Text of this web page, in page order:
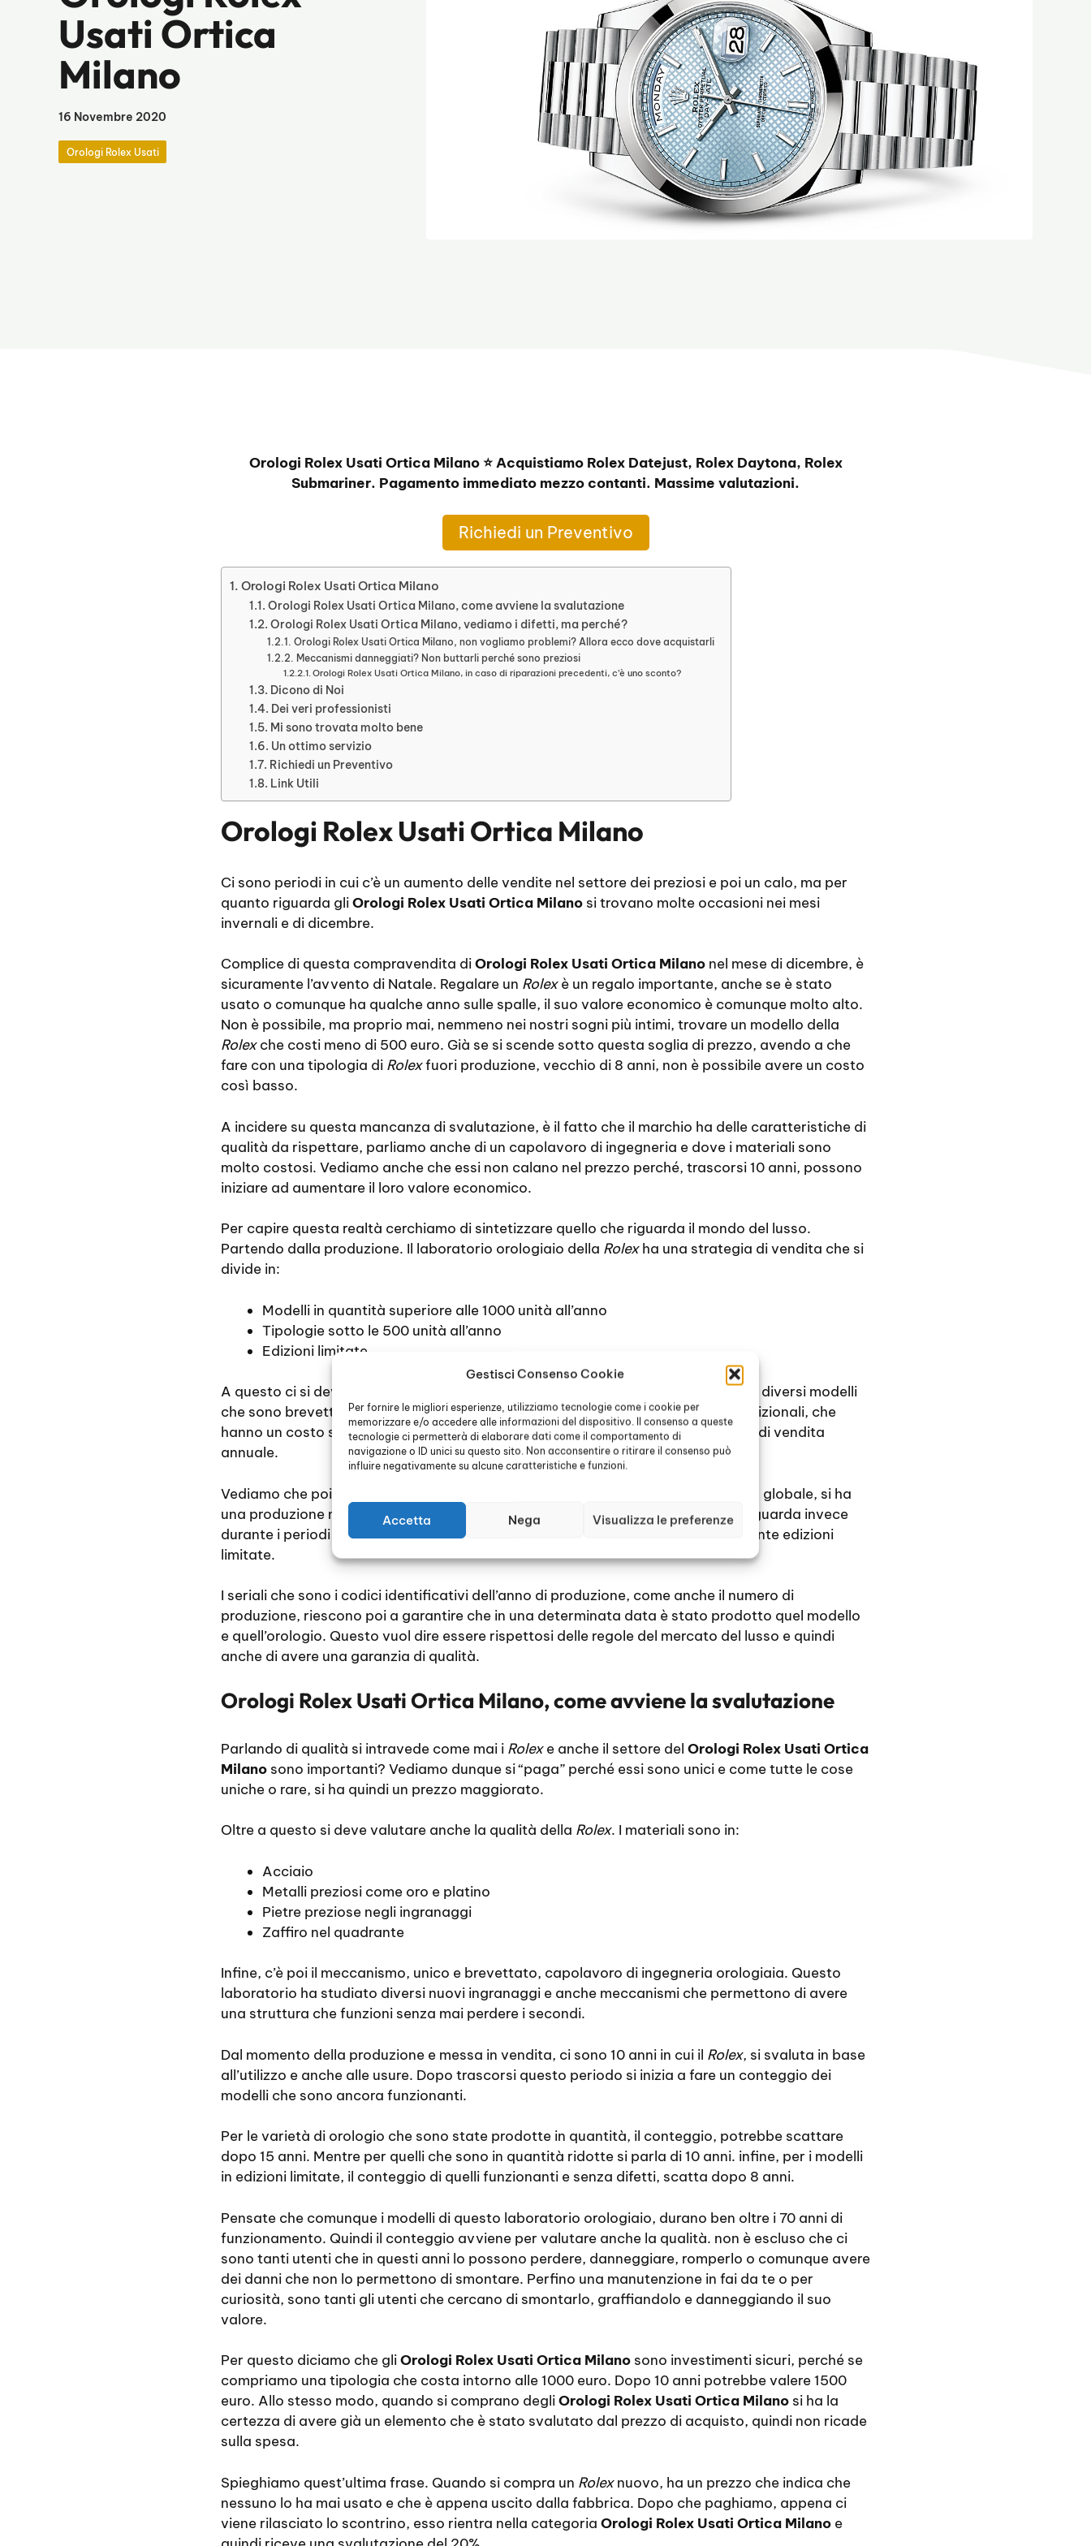
Gestisci Consenso Cookie
Per fornire le migliori esperienze, utilizziamo tecnologie come i cookie per
memorizzare e/o accedere alle informazioni del dispositivo. Il consenso a queste
tecnologie ci permetterà di elaborare dati come il comportamento di
navigazione o ID unici su questo sito. Non acconsentire o ritirare il consenso può
influire negativamente su alcune caratteristiche e funzioni.
Accetta Nega Visualizza le preferenze
Usati Ortica
Milano
16 Novembre 2020
Orologi Rolex Usati
Orologi Rolex Usati Ortica Milano ⭐ Acquistiamo Rolex Datejust, Rolex Daytona, Rolex
Submariner. Pagamento immediato mezzo contanti. Massime valutazioni.
Richiedi un Preventivo
Orologi Rolex Usati Ortica Milano
Orologi Rolex Usati Ortica Milano, come avviene la svalutazione
Orologi Rolex Usati Ortica Milano, vediamo i difetti, ma perché?
Orologi Rolex Usati Ortica Milano, non vogliamo problemi? Allora ecco dove acquistarli
Meccanismi danneggiati? Non buttarli perché sono preziosi
Orologi Rolex Usati Ortica Milano, in caso di riparazioni precedenti, c’è uno sconto?
Dicono di Noi
Dei veri professionisti
Mi sono trovata molto bene
Un ottimo servizio
Richiedi un Preventivo
Link Utili
Orologi Rolex Usati Ortica Milano
Ci sono periodi in cui c’è un aumento delle vendite nel settore dei preziosi e poi un calo, ma per
quanto riguarda gliOrologi Rolex Usati Ortica Milano si trovano molte occasioni nei mesi
invernali e di dicembre.
Complice di questa compravendita diOrologi Rolex Usati Ortica Milano nel mese di dicembre, è
sicuramente l’avvento di Natale. Regalare un Rolexè un regalo importante, anche se è stato
usato o comunque ha qualche anno sulle spalle, il suo valore economico è comunque molto alto.
Non è possibile, ma proprio mai, nemmeno nei nostri sogni più intimi, trovare un modello della
Rolexche costi meno di 500 euro. Già se si scende sotto questa soglia di prezzo, avendo a che
fare con una tipologia di Rolexfuori produzione, vecchio di 8 anni, non è possibile avere un costo
così basso.
A incidere su questa mancanza di svalutazione, è il fatto che il marchio ha delle caratteristiche di
qualità da rispettare, parliamo anche di un capolavoro di ingegneria e dove i materiali sono
molto costosi. Vediamo anche che essi non calano nel prezzo perché, trascorsi 10 anni, possono
iniziare ad aumentare il loro valore economico.
Per capire questa realtà cerchiamo di sintetizzare quello che riguarda il mondo del lusso.
Partendo dalla produzione. Il laboratorio orologiaio della Rolexha una strategia di vendita che si
divide in:
Modelli in quantità superiore alle 1000 unità all’anno
Tipologie sotto le 500 unità all’anno
Edizioni limitate
A questo ci si deve aggiungere che il quantitativo elencato viene poi suddiviso in diversi modelli
che sono brevettati dallaRolex. Ci aggiungiamo che poi ci sono anche quelli tradizionali, che
hanno un costo sempre uguale, sono prodotti in quantità definite nella strategia di vendita
annuale.
Vediamo che poi ogni anno è diverso uno dall’altro. Nei periodi di crisi economica globale, si ha
una produzione maggiore, per proporre una spesa più accessibile, per quanto riguarda invece
durante i periodi diboomeconomico, si costruiscono meno quantità e spesso tante edizioni
limitate.
I seriali che sono i codici identificativi dell’anno di produzione, come anche il numero di
produzione, riescono poi a garantire che in una determinata data è stato prodotto quel modello
e quell’orologio. Questo vuol dire essere rispettosi delle regole del mercato del lusso e quindi
anche di avere una garanzia di qualità.
Orologi Rolex Usati Ortica Milano, come avviene la svalutazione
Parlando di qualità si intravede come mai i Rolexe anche il settore del Orologi Rolex Usati Ortica
Milano sono importanti? Vediamo dunque si “paga” perché essi sono unici e come tutte le cose
uniche o rare, si ha quindi un prezzo maggiorato.
Oltre a questo si deve valutare anche la qualità della Rolex. I materiali sono in:
Acciaio
Metalli preziosi come oro e platino
Pietre preziose negli ingranaggi
Zaffiro nel quadrante
Infine, c’è poi il meccanismo, unico e brevettato, capolavoro di ingegneria orologiaia. Questo
laboratorio ha studiato diversi nuovi ingranaggi e anche meccanismi che permettono di avere
una struttura che funzioni senza mai perdere i secondi.
Dal momento della produzione e messa in vendita, ci sono 10 anni in cui il Rolex, si svaluta in base
all’utilizzo e anche alle usure. Dopo trascorsi questo periodo si inizia a fare un conteggio dei
modelli che sono ancora funzionanti.
Per le varietà di orologio che sono state prodotte in quantità, il conteggio, potrebbe scattare
dopo 15 anni. Mentre per quelli che sono in quantità ridotte si parla di 10 anni. infine, per i modelli
in edizioni limitate, il conteggio di quelli funzionanti e senza difetti, scatta dopo 8 anni.
Pensate che comunque i modelli di questo laboratorio orologiaio, durano ben oltre i 70 anni di
funzionamento. Quindi il conteggio avviene per valutare anche la qualità. non è escluso che ci
sono tanti utenti che in questi anni lo possono perdere, danneggiare, romperlo o comunque avere
dei danni che non lo permettono di smontare. Perfino una manutenzione in fai da te o per
curiosità, sono tanti gli utenti che cercano di smontarlo, graffiandolo e danneggiando il suo
valore.
Per questo diciamo che gliOrologi Rolex Usati Ortica Milano sono investimenti sicuri, perché se
compriamo una tipologia che costa intorno alle 1000 euro. Dopo 10 anni potrebbe valere 1500
euro. Allo stesso modo, quando si comprano degliOrologi Rolex Usati Ortica Milano si ha la
certezza di avere già un elemento che è stato svalutato dal prezzo di acquisto, quindi non ricade
sulla spesa.
Spieghiamo quest’ultima frase. Quando si compra un Rolexnuovo, ha un prezzo che indica che
nessuno lo ha mai usato e che è appena uscito dalla fabbrica. Dopo che paghiamo, appena ci
viene rilasciato lo scontrino, esso rientra nella categoria Orologi Rolex Usati Ortica Milano e